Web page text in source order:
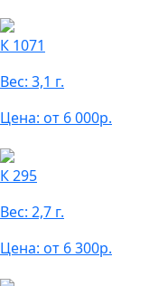
К 1071
Вес: 3,1 г.
Цена: от 6 000р.
К 295
Вес: 2,7 г.
Цена: от 6 300р.